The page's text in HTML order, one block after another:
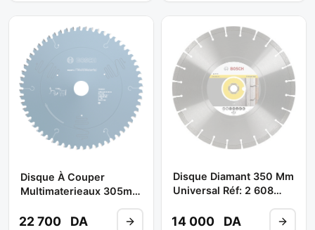
Disque À Couper
Multimaterieaux 305mm
BOSCH
22 700 DA
Disque Diamant 350 Mm
Universal Réf: 2 608
14 000 DA